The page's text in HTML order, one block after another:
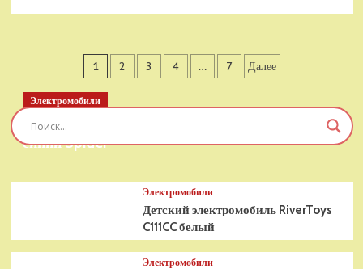
электромотоцикл
RiverToys
синий
Пагинация
записей
1 2 3 4 … 7 Далее
Электромобили
Детский электромобиль RiverToys T777TT 4WD
синий Spider
Электромобили
Детский электромобиль RiverToys
C111CC белый
Электромобили